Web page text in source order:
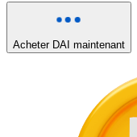
Acheter DAI maintenant